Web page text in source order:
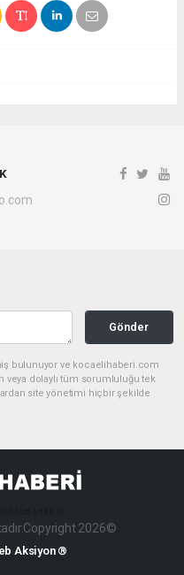
Gönder
bulunuyor ve kocaelihaberi.com
veya dolaylı tüm sorumluluğu tek
site yönetimi hiçbir şekilde
2026©
Aksiyon ®